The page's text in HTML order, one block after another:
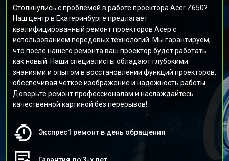
Столкнулись с проблемой в работе проектора Acer Z650?
Наш центр в Екатеринбурге предлагает
квалифицированный ремонт проекторов Асер с
использованием передовых технологий. Мы гарантируем,
что после нашего ремонта ваш проектор будет работать
как новый. Наши специалисты обладают глубокими
знаниями и опытом в восстановлении функций проекторов,
обеспечивая четкое изображение и надежность работы.
Доверьте ремонт профессионалам и наслаждайтесь
качественной картиной без перерывов!
Экспрес1 ремонт в день обращения